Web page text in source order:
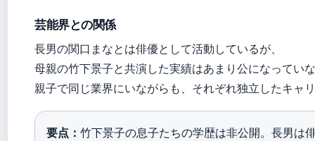
芸能界との関係
長男の関口まなとは俳優として活動しているが、
母親の竹下景子と共演した実績はあまり公になってい
親子で同じ業界にいながらも、それぞれ独立したキャ
要点： 竹下景子の息子たちの学歴は非公開。長男は